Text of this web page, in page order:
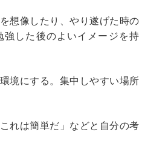
想像したり、やり遂げた時の
した後のよいイメージを持
境にする。集中しやすい場所
れは簡単だ」などと自分の考